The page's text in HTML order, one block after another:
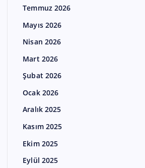
Temmuz 2026
Mayıs 2026
Nisan 2026
Mart 2026
Şubat 2026
Ocak 2026
Aralık 2025
Kasım 2025
Ekim 2025
Eylül 2025